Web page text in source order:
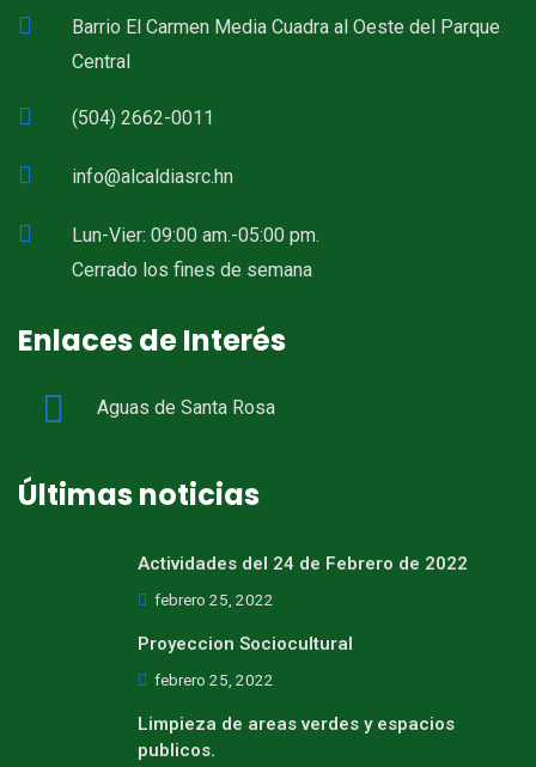
Barrio El Carmen Media Cuadra al Oeste del Parque
Central
(504) 2662-0011
info@alcaldiasrc.hn
Lun-Vier: 09:00 am.-05:00 pm.
Cerrado los fines de semana
Enlaces de Interés
Aguas de Santa Rosa
Últimas noticias
Actividades del 24 de Febrero de 2022
febrero 25, 2022
Proyeccion Sociocultural
febrero 25, 2022
Limpieza de areas verdes y espacios
publicos.